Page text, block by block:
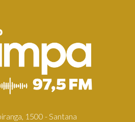
1500 - Santana